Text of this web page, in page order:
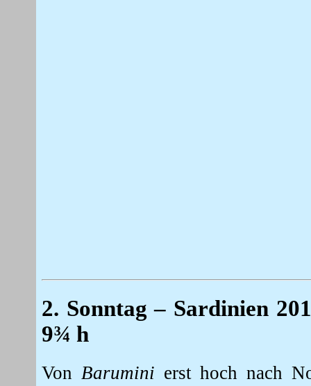
2. Sonntag – Sardinien
9¾ h
Von Barumini erst hoch nach